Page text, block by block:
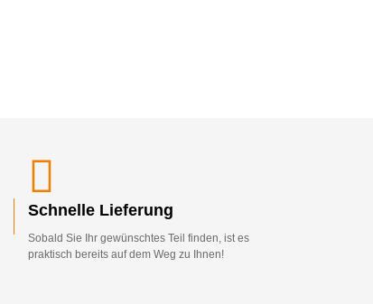
Schnelle Lieferung
Sobald Sie Ihr gewünschtes Teil finden, ist es
praktisch bereits auf dem Weg zu Ihnen!